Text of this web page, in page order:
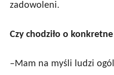
zadowoleni.
Czy chodziło o
–Mam na myśli ludzi